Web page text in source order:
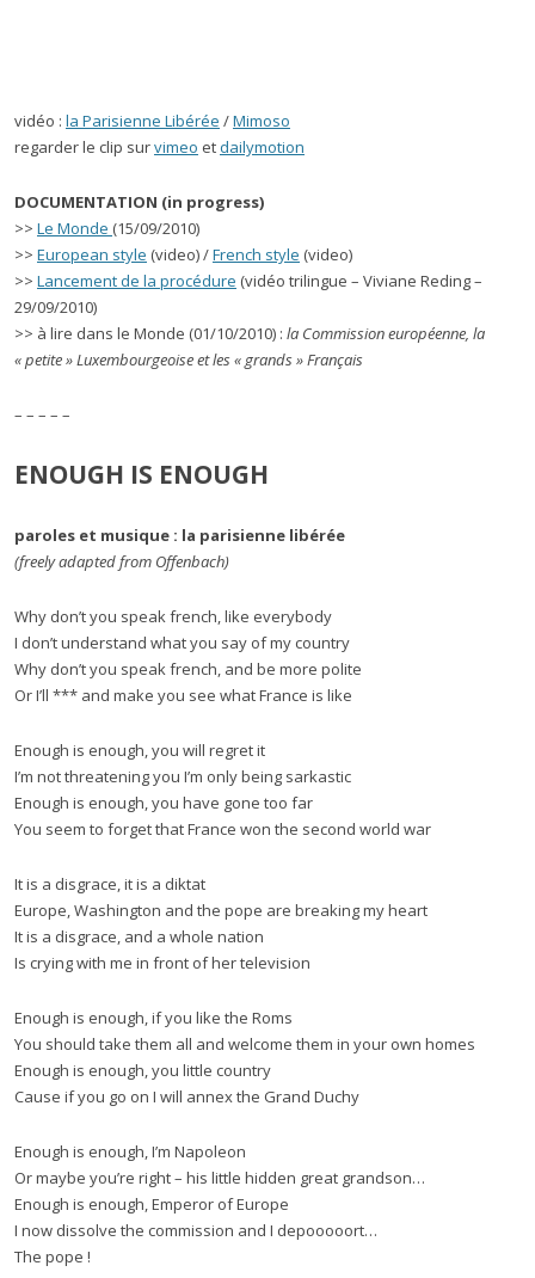
vidéo : la Parisienne Libérée /Mimoso
regarder le clip survimeo etdailymotion
DOCUMENTATION (in progress)
>> Le Monde (15/09/2010)
>> European style (video) /French style (video)
>> Lancement de la procédure (vidéo trilingue – Viviane Reding –
29/09/2010)
>> à lire dans le Monde (01/10/2010) : la Commission européenne, la
« petite » Luxembourgeoise et les « grands » Français
– – – – –
ENOUGH IS ENOUGH
paroles et musique : la parisienne libérée
(freely adapted from Offenbach)
Why don’t you speak french, like everybody
I don’t understand what you say of my country
Why don’t you speak french, and be more polite
Or I’ll *** and make you see what France is like
Enough is enough, you will regret it
I’m not threatening you I’m only being sarkastic
Enough is enough, you have gone too far
You seem to forget that France won the second world war
It is a disgrace, it is a diktat
Europe, Washington and the pope are breaking my heart
It is a disgrace, and a whole nation
Is crying with me in front of her television
Enough is enough, if you like the Roms
You should take them all and welcome them in your own homes
Enough is enough, you little country
Cause if you go on I will annex the Grand Duchy
Enough is enough, I’m Napoleon
Or maybe you’re right – his little hidden great grandson…
Enough is enough, Emperor of Europe
I now dissolve the commission and I depooooort…
The pope !